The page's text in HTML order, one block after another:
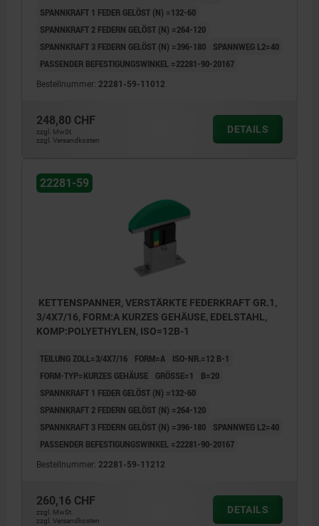
SPANNKRAFT 1 FEDER GELÖST (N) =132-60
SPANNKRAFT 2 FEDERN GELÖST (N) =264-120
SPANNKRAFT 3 FEDERN GELÖST (N) =396-180
SPANNWEG L2=40
PASSENDER BEFESTIGUNGSWINKEL =22281-90-20167
Bestellnummer: 22281-59-11012
248,80 CHF
zzgl. MwSt.
zzgl. Versandkosten
DETAILS
22281-59
KETTENSPANNER, VERSTÄRKTE FEDERKRAFT GR.1,
3/4X7/16, FORM:A KURZES GEHÄUSE, EDELSTAHL,
KOMP:POLYETHYLEN, ISO=12B-1
TEILUNG ZOLL=3/4X7/16 FORM=A
ISO-NR.=12 B-1
FORM-TYP=KURZES GEHÄUSE
GRÖSSE=1
B=20
SPANNKRAFT 1 FEDER GELÖST (N) =132-60
SPANNKRAFT 2 FEDERN GELÖST (N) =264-120
SPANNKRAFT 3 FEDERN GELÖST (N) =396-180
SPANNWEG L2=40
PASSENDER BEFESTIGUNGSWINKEL =22281-90-20167
Bestellnummer: 22281-59-11212
260,16 CHF
zzgl. MwSt.
zzgl. Versandkosten
DETAILS